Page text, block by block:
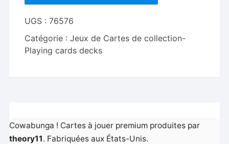
Cards
by
UGS :76576
Catégorie :Jeux de Cartes de collection-
Playing cards decks
Cowabunga ! Cartes à jouer premium produites par
theory11. Fabriquées aux États-Unis.